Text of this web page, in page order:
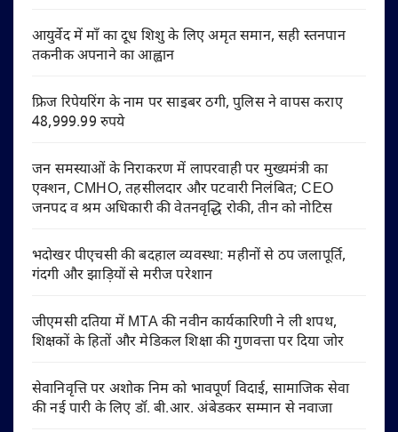
आयुर्वेद में माँ का दूध शिशु के लिए अमृत समान, सही स्तनपान
तकनीक अपनाने का आह्वान
फ्रिज रिपेयरिंग के नाम पर साइबर ठगी, पुलिस ने वापस कराए
48,999.99 रुपये
जन समस्याओं के निराकरण में लापरवाही पर मुख्यमंत्री का
एक्शन, CMHO, तहसीलदार और पटवारी निलंबित; CEO
जनपद व श्रम अधिकारी की वेतनवृद्धि रोकी, तीन को नोटिस
भदोखर पीएचसी की बदहाल व्यवस्था: महीनों से ठप जलापूर्ति,
गंदगी और झाड़ियों से मरीज परेशान
जीएमसी दतिया में MTA की नवीन कार्यकारिणी ने ली शपथ,
शिक्षकों के हितों और मेडिकल शिक्षा की गुणवत्ता पर दिया जोर
सेवानिवृत्ति पर अशोक निम को भावपूर्ण विदाई, सामाजिक सेवा
की नई पारी के लिए डॉ. बी.आर. अंबेडकर सम्मान से नवाजा